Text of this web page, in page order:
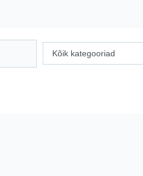
Kõik kategooriad